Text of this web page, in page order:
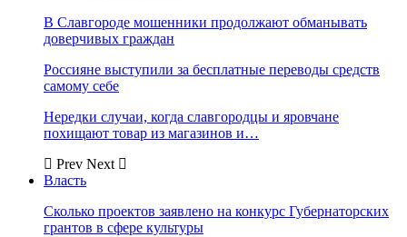
В Славгороде мошенники продолжают обманывать
доверчивых граждан
Россияне выступили за бесплатные переводы средств
самому себе
Нередки случаи, когда славгородцы и яровчане
похищают товар из магазинов и…
Prev Next
Власть
Сколько проектов заявлено на конкурс Губернаторских
грантов в сфере культуры